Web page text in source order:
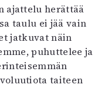
ajattelu herättää
taulu ei jää vain
jatkuvat näin
puhuttelee ja
taiteen